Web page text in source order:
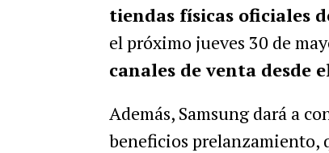
tiendas físicas oficiales
el próximo jueves 30 de
canales de venta desde
Además, Samsung dará a
beneficios prelanzamiento,